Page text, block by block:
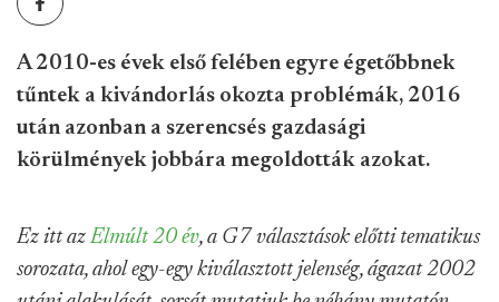
A 2010-es évek első felében egyre égetőbbnek
tűntek a kivándorlás okozta problémák, 2016
után azonban a szerencsés gazdasági
körülmények jobbára megoldották azokat.
Ez itt az Elmúlt 20 év, a G7 választások előtti tematikus
sorozata, ahol egy-egy kiválasztott jelenség, ágazat 2002